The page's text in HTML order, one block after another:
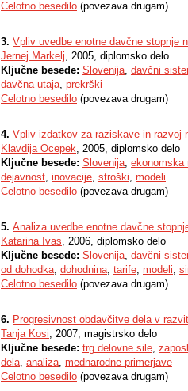
Celotno besedilo (povezava drugam)
3. Vpliv uvedbe enotne davčne stopnje
Jernej Markelj, 2005, diplomsko delo
Ključne besede: Slovenija, davčni
davčna utaja, prekrški
Celotno besedilo (povezava drugam)
4. Vpliv izdatkov za raziskave in razvoj
Klavdija Ocepek, 2005, diplomsko delo
Ključne besede: Slovenija, ekonomska
dejavnost, inovacije, stroški, modeli
Celotno besedilo (povezava drugam)
5. Analiza uvedbe enotne davčne
Katarina Ivas, 2006, diplomsko delo
Ključne besede: Slovenija, davčni
od dohodka, dohodnina, tarife, modeli,
Celotno besedilo (povezava drugam)
6. Progresivnost obdavčitve dela v
Tanja Kosi, 2007, magistrsko delo
Ključne besede: trg delovne sile,
dela, analiza, mednarodne primerjave
Celotno besedilo (povezava drugam)